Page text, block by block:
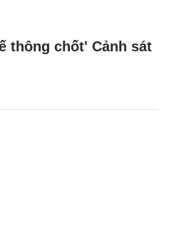
thông chốt' Cảnh sát